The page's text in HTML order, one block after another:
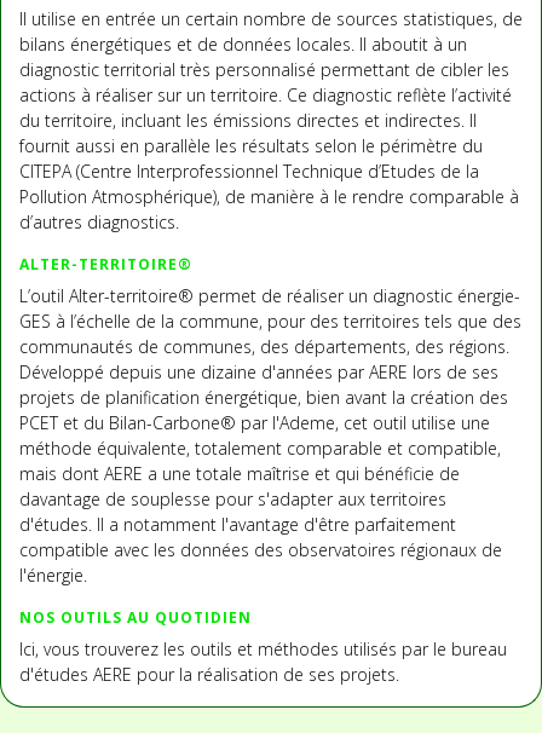
Il utilise en entrée un certain nombre de sources statistiques, de
bilans énergétiques et de données locales. Il aboutit à un
diagnostic territorial très personnalisé permettant de cibler les
actions à réaliser sur un territoire. Ce diagnostic reflète l’activité
du territoire, incluant les émissions directes et indirectes. Il
fournit aussi en parallèle les résultats selon le périmètre du
CITEPA (Centre Interprofessionnel Technique d’Etudes de la
Pollution Atmosphérique), de manière à le rendre comparable à
d’autres diagnostics.
ALTER-TERRITOIRE®
L’outil Alter-territoire® permet de réaliser un diagnostic énergie-
GES à l’échelle de la commune, pour des territoires tels que des
communautés de communes, des départements, des régions.
Développé depuis une dizaine d'années par AERE lors de ses
projets de planification énergétique, bien avant la création des
PCET et du Bilan-Carbone® par l'Ademe, cet outil utilise une
méthode équivalente, totalement comparable et compatible,
mais dont AERE a une totale maîtrise et qui bénéficie de
davantage de souplesse pour s'adapter aux territoires
d'études. Il a notamment l'avantage d'être parfaitement
compatible avec les données des observatoires régionaux de
l'énergie.
NOS OUTILS AU QUOTIDIEN
Ici, vous trouverez les outils et méthodes utilisés par le bureau
d'études AERE pour la réalisation de ses projets.